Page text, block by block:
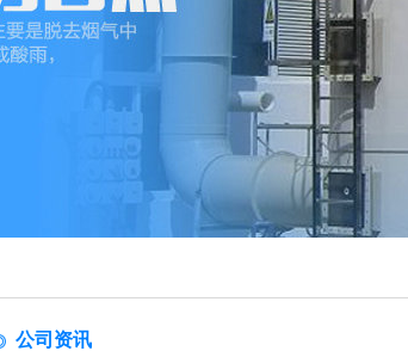
公司资讯